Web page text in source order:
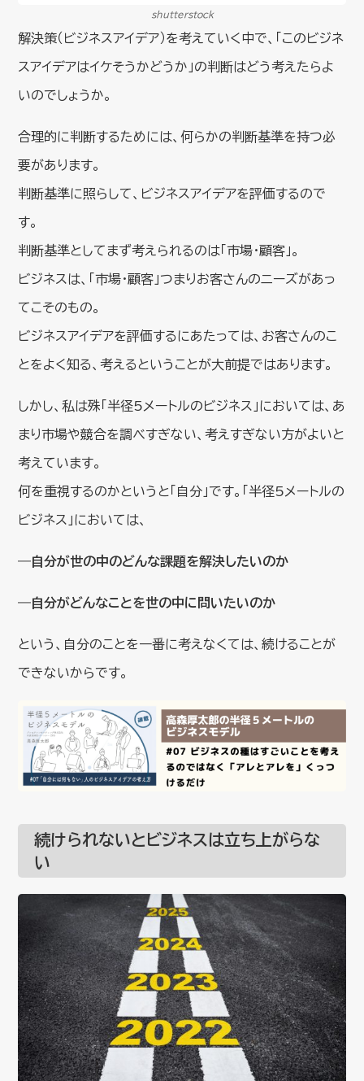
shutterstock
解決策（ビジネスアイデア）を考えていく中で、「このビジネ
スアイデアはイケそうかどうか」の判断はどう考えたらよ
いのでしょうか。
合理的に判断するためには、何らかの判断基準を持つ必
要があります。
判断基準に照らして、ビジネスアイデアを評価するので
す。
判断基準としてまず考えられるのは「市場・顧客」。
ビジネスは、「市場・顧客」つまりお客さんのニーズがあっ
てこそのもの。
ビジネスアイデアを評価するにあたっては、お客さんのこ
とをよく知る、考えるということが大前提ではあります。
しかし、私は殊「半径5メートルのビジネス」においては、あ
まり市場や競合を調べすぎない、考えすぎない方がよいと
考えています。
何を重視するのかというと「自分」です。「半径5メートルの
ビジネス」においては、
―自分が世の中のどんな課題を解決したいのか
―自分がどんなことを世の中に問いたいのか
という、自分のことを一番に考えなくては、続けることが
できないからです。
続けられないとビジネスは立ち上がらな
い